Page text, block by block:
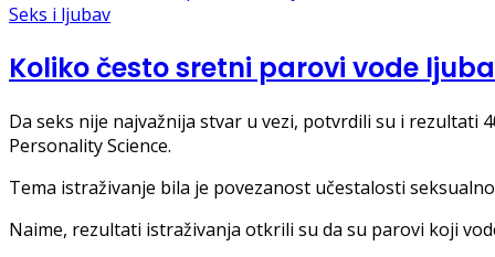
Seks i ljubav
Koliko često sretni parovi vode
Da seks nije najvažnija stvar u vezi, potvrdili su i rezultati
Personality Science.
Tema istraživanje bila je povezanost učestalosti
Naime, rezultati istraživanja otkrili su da su parovi koji